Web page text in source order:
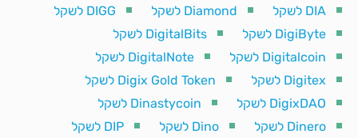
DIA לשקל
Diamond לשקל
DIGG לשקל
DigiByte לשקל
DigitalBits לשקל
Digitalcoin לשקל
DigitalNote לשקל
Digitex לשקל
Digix Gold Token לשקל
DigixDAO לשקל
Dinastycoin לשקל
Dinero לשקל
Dino לשקל
DIP לשקל